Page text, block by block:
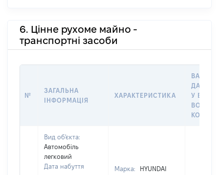
6. Цінне рухоме майно -
транспортні засоби
№
ЗАГАЛЬНА
ІНФОРМАЦІЯ
ХАРАКТЕРИСТИКА
ДАТУ
У
Вид об'єкта:
Автомобіль
легковий
Дата набуття
Марка: HYUNDAI